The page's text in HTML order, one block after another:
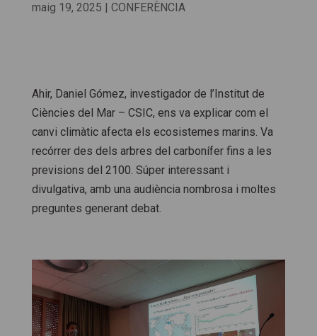
maig 19, 2025 | CONFERÈNCIA
Ahir, Daniel Gómez, investigador de l’Institut de
Ciències del Mar – CSIC, ens va explicar com el
canvi climàtic afecta els ecosistemes marins. Va
recórrer des dels arbres del carbonífer fins a les
previsions del 2100. Súper interessant i
divulgativa, amb una audiència nombrosa i moltes
preguntes generant debat.